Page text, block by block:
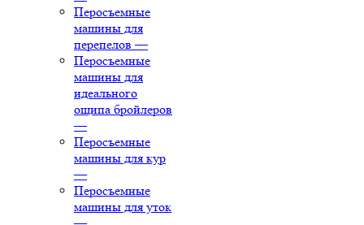
Перосъемные
машины для
перепелов —
Перосъемные
машины для
идеального
ощипа бройлеров
—
Перосъемные
машины для кур
—
Перосъемные
машины для уток